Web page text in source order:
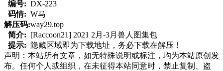
编号: DX-223
码情: W马
解压码:way29.top
简介: [Raccoon21] 2021 2月-3月兽人图集包
提示:
隐藏区域即为下载地址，务必下载在解压！
声明：本站所有文章，如无特殊说明或标注，均为本站原创发
布。任何个人或组织，在未征得本站同意时，禁止复制、盗